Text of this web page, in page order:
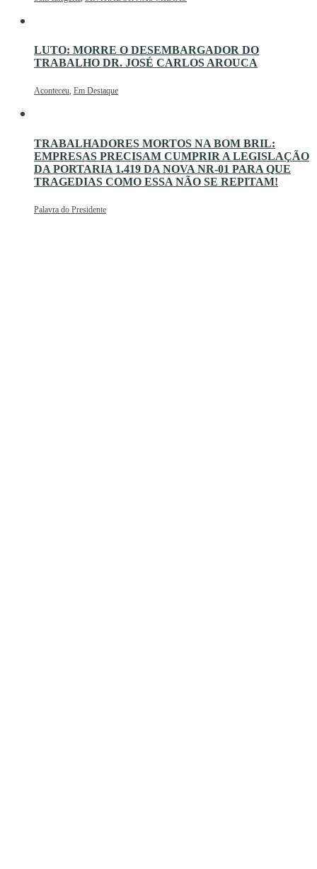
LUTO: MORRE O DESEMBARGADOR DO
TRABALHO DR. JOSÉ CARLOS AROUCA
Aconteceu, Em Destaque
TRABALHADORES MORTOS NA BOM BRIL:
EMPRESAS PRECISAM CUMPRIR A LEGISLAÇÃO
DA PORTARIA 1.419 DA NOVA NR-01 PARA QUE
TRAGEDIAS COMO ESSA NÃO SE REPITAM!
Palavra do Presidente